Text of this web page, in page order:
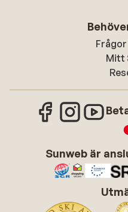
Mitt
Sunweb är